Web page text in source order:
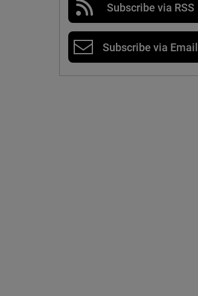
Subscribe via RSS
Subscribe via Email